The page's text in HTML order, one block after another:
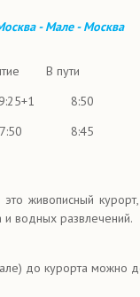
- Мале - Москва
В пути
8:50
8:45
живописный
водных развлечений.
до курорта можно